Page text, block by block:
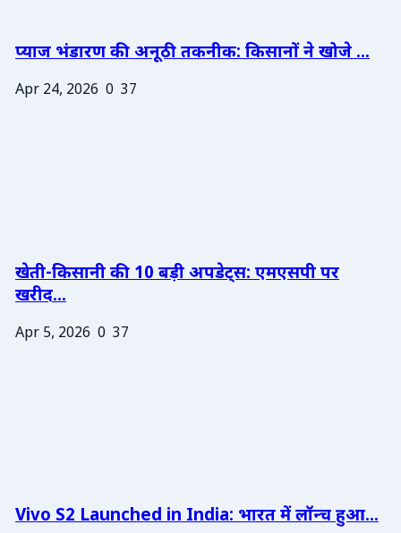
प्याज भंडारण की अनूठी तकनीक: किसानों ने खोजे ...
Apr 24, 2026 0 37
खेती-किसानी की 10 बड़ी अपडेट्स: एमएसपी पर
खरीद...
Apr 5, 2026 0 37
Vivo S2 Launched in India: भारत में लॉन्च हुआ...